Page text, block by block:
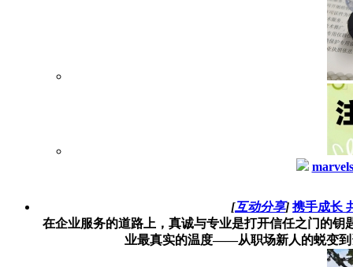
[互动分享] 携手成长
在企业服务的道路上，真诚与专业是打开信任之门的
业最真实的温度——从职场新人的蜕变到